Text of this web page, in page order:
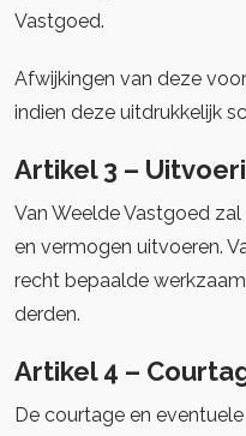
Vastgoed.
Afwijkingen van deze
indien deze uitdrukkelijk
Artikel 3 –
Van Weelde Vastgoed
en vermogen uitvoeren.
recht bepaalde
derden.
Artikel 4 –
De courtage en